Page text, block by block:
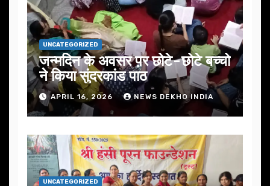
UNCATEGORIZED
जन्मदिन के अवसर प़र छोटे-छोटे बच्चो
ने किया सुंदरकांड पाठ
APRIL 16, 2026 NEWS DEKHO INDIA
UNCATEGORIZED